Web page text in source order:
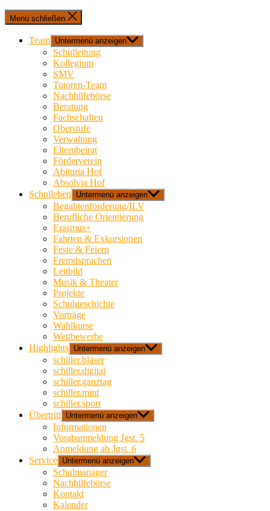
Menü schließen
Team Untermenü anzeigen
Schulleitung
Kollegium
SMV
Tutoren-Team
Nachhilfebörse
Beratung
Fachschaften
Oberstufe
Verwaltung
Elternbeirat
Förderverein
Abituria Hof
Absolvia Hof
Schulleben
Untermenü anzeigen
Begabtenförderung/ILV
Berufliche Orientierung
Erasmus+
Fahrten & Exkursionen
Feste & Feiern
Fremdsprachen
Leitbild
Musik & Theater
Projekte
Schulgeschichte
Vorträge
Wahlkurse
Wettbewerbe
Highlights Untermenü anzeigen
schiller.bläser
schiller.digital
schiller.ganztag
schiller.mint
schiller.sport
Übertritt Untermenü anzeigen
Informationen
Vorabanmeldung Jgst. 5
Anmeldung ab Jgst. 6
Service Untermenü anzeigen
Schulmanager
Nachhilfebörse
Kontakt
Kalender